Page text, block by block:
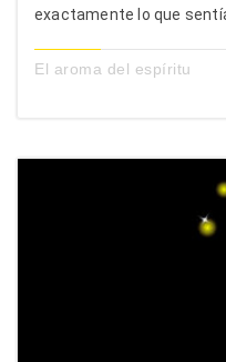
exactamente lo que
El aroma del espíritu